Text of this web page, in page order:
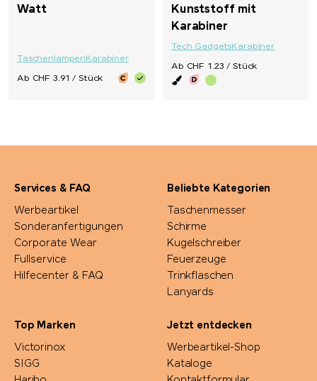
Watt
TaschenlampenKarabiner
Ab CHF 3.91 / Stück
Kunststoff mit
Karabiner
Tech GadgetsKarabiner
Ab CHF 1.23 / Stück
Services & FAQ
Werbeartikel
Sonderanfertigungen
Corporate Wear
Fullservice
Hilfecenter & FAQ
Beliebte Kategorien
Taschenmesser
Schirme
Kugelschreiber
Feuerzeuge
Trinkflaschen
Lanyards
Top Marken
Victorinox
SIGG
Jetzt entdecken
Werbeartikel-Shop
Kataloge